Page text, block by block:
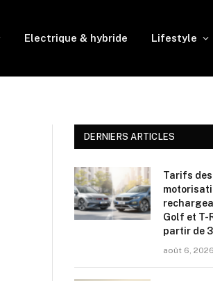
Electrique & hybride Lifestyle
DERNIERS ARTICLES
Tarifs
Golf et T-
partir de
août 6, 2026